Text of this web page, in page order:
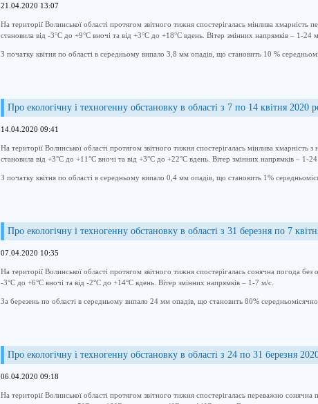
21.04.2020 13:07
На території Волинської області протягом звітного тижня спостерігалась мінлива хмарність
становила від -3°С до +9°С вночі та від +3°С до +18°С вдень. Вітер змінних напрямків – 1-24
З початку квітня по області в середньому випало 3,8 мм опадів, що становить 10 %
Про екологічну і техногенну обстановку в області з 7 по 14 квітня 2020
14.04.2020 09:41
На території Волинської області протягом звітного тижня спостерігалась мінлива
становила від +3°С до +11°С вночі та від +3°С до +22°С вдень. Вітер змінних напрямків – 1-24
З початку квітня по області в середньому випало 0,4 мм опадів, що становить 1%
Про екологічну і техногенну обстановку в області з 31 березня по 7
07.04.2020 10:35
На території Волинської області протягом звітного тижня спостерігалась сонячна погода без
-3°С до +6°С вночі та від -2°С до +14°С вдень. Вітер змінних напрямків – 1-7 м/с.
За березень по області в середньому випало 24 мм опадів, що становить 80%
Про екологічну і техногенну обстановку в області з 24 по 31 березня
06.04.2020 09:18
На території Волинської області протягом звітного тижня спостерігалась переважно